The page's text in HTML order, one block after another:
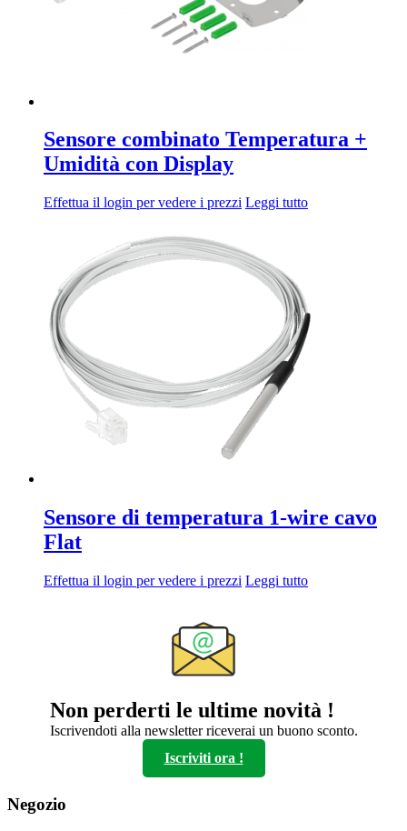
Sensore combinato Temperatura +
Umidità con Display
Effettua il login per vedere i prezzi Leggi tutto
Sensore di temperatura 1-wire cavo
Flat
Effettua il login per vedere i prezzi Leggi tutto
Non perderti le ultime novità !
Iscrivendoti alla newsletter riceverai un buono sconto.
Iscriviti ora !
Negozio